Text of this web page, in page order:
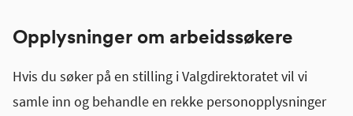
Opplysninger om arbeidssøkere
Hvis du søker på en stilling i Valgdirektoratet vil vi
samle inn og behandle en rekke personopplysninger